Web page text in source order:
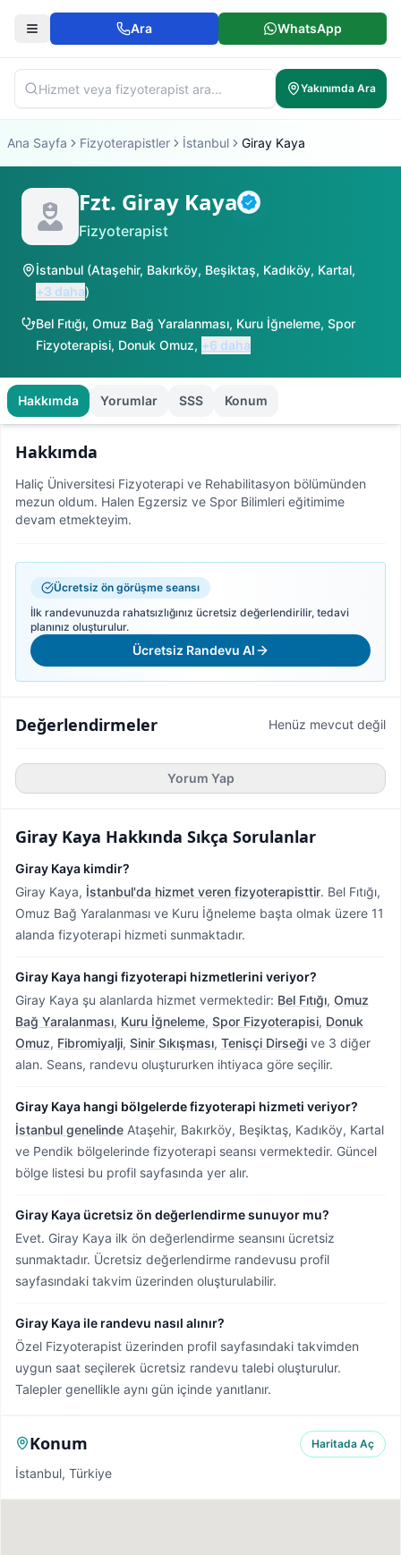
Ara WhatsApp
Yakınımda Ara
Ana Sayfa Fizyoterapistler İstanbul Giray Kaya
Fzt. Giray Kaya Doğrulanmış
Fizyoterapist
İstanbul (Ataşehir, Bakırköy, Beşiktaş, Kadıköy, Kartal,
+3 daha)
Bel Fıtığı, Omuz Bağ Yaralanması, Kuru İğneleme, Spor
Fizyoterapisi, Donuk Omuz, +6 daha
Hakkımda Yorumlar SSS Konum
Hakkımda
Haliç Üniversitesi Fizyoterapi ve Rehabilitasyon bölümünden
mezun oldum. Halen Egzersiz ve Spor Bilimleri eğitimime
devam etmekteyim.
Ücretsiz ön görüşme seansı
İlk randevunuzda rahatsızlığınız ücretsiz değerlendirilir, tedavi
planınız oluşturulur.
Ücretsiz Randevu Al
Değerlendirmeler Henüz mevcut değil
Yorum Yap
Giray Kaya Hakkında Sıkça Sorulanlar
Giray Kaya kimdir?
Giray Kaya, İstanbul'da hizmet veren fizyoterapisttir. Bel Fıtığı,
Omuz Bağ Yaralanması ve Kuru İğneleme başta olmak üzere 11
alanda fizyoterapi hizmeti sunmaktadır.
Giray Kaya hangi fizyoterapi hizmetlerini veriyor?
Giray Kaya şu alanlarda hizmet vermektedir: Bel Fıtığı, Omuz
Bağ Yaralanması, Kuru İğneleme, Spor Fizyoterapisi, Donuk
Omuz, Fibromiyalji, Sinir Sıkışması, Tenisçi Dirseği ve 3 diğer
alan. Seans, randevu oluştururken ihtiyaca göre seçilir.
Giray Kaya hangi bölgelerde fizyoterapi hizmeti veriyor?
İstanbul genelinde Ataşehir, Bakırköy, Beşiktaş, Kadıköy, Kartal
ve Pendik bölgelerinde fizyoterapi seansı vermektedir. Güncel
bölge listesi bu profil sayfasında yer alır.
Giray Kaya ücretsiz ön değerlendirme sunuyor mu?
Evet. Giray Kaya ilk ön değerlendirme seansını ücretsiz
sunmaktadır. Ücretsiz değerlendirme randevusu profil
sayfasındaki takvim üzerinden oluşturulabilir.
Giray Kaya ile randevu nasıl alınır?
Özel Fizyoterapist üzerinden profil sayfasındaki takvimden
uygun saat seçilerek ücretsiz randevu talebi oluşturulur.
Talepler genellikle aynı gün içinde yanıtlanır.
Konum
İstanbul, Türkiye
Haritada Aç